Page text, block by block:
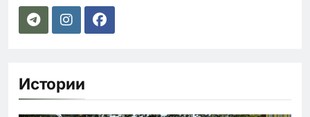
Истории